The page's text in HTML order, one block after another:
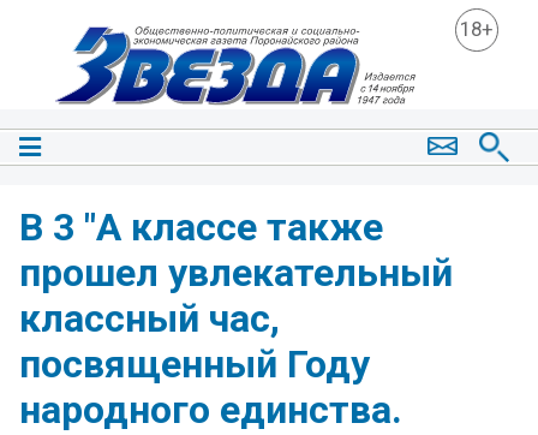
18+
В 3 "А классе также
прошел увлекательный
классный час,
посвященный Году
народного единства.